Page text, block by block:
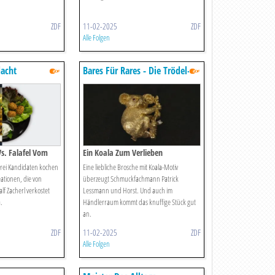
ZDF 11-02-2025 ZDF
Alle Folgen
Falafel Vom
Kandidaten kochen
die von
Zacherl verkostet
ZDF
Bares Für Rares - Die Trödel-
show Mit Horst Lichter
Ein Koala Zum Verlieben
Eine liebliche Brosche mit Koala-Motiv
überzeugt Schmuckfachmann Patrick
Lessmann und Horst. Und auch im
Händlerraum kommt das knuffige Stück gut
an.
11-02-2025 ZDF
Alle Folgen